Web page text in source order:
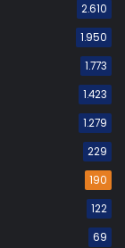
2.610
1.950
1.773
1.423
1.279
229
190
122
69